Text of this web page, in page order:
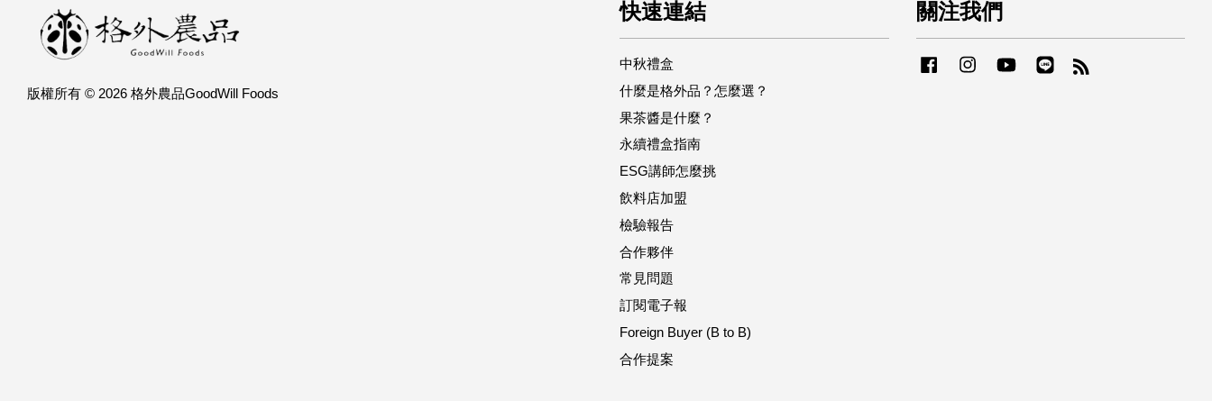
版權所有 © 2026 格外農品GoodWill Foods
快速連結
中秋禮盒
什麼是格外品？怎麼選？
果茶醬是什麼？
永續禮盒指南
ESG講師怎麼挑
飲料店加盟
檢驗報告
合作夥伴
常見問題
訂閱電子報
Foreign Buyer (B to B)
合作提案
關注我們
FacebookInstagramYouTubeLine